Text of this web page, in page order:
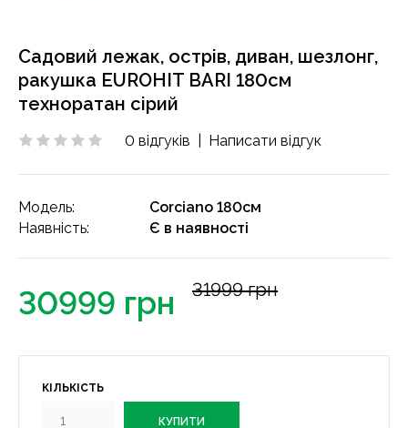
Садовий лежак, острів, диван, шезлонг,
ракушка EUROHIT BARI 180см
техноратан сірий
0 відгуків Написати відгук
Модель:
Corciano 180см
Наявність:
Є в наявності
30999 грн 31999 грн
КІЛЬКІСТЬ